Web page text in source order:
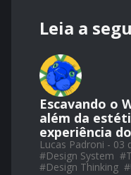
Leia a
Escavando o
além da
experiência
Lucas Padroni - 03
#Design System #
#Design Thinking #